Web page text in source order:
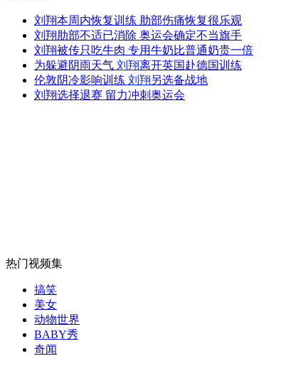
实拍男子精神亢奋江中玩水上漂
女孩北京地铁殴打老人 痛下狠手拳打脚踢
无痛分娩是否安全 医生回应
刘翔本周内恢复训练 肋部伤痛恢复很乐观
刘翔肋部不适已消除 奥运会确定不当旗手
刘翔被传只吃牛肉 专用牛奶比普通奶贵一倍
为躲避阴雨天气 刘翔离开英国赴德国训练
伦敦阴冷影响训练 刘翔另选备战地
刘翔选择退赛 留力冲刺奥运会
热门视频集
搞笑
美女
动物世界
BABY秀
奇闻